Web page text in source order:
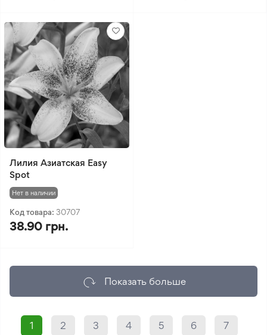
Лилия Азиатская Easy
Spot
Нет в наличии
Код товара: 30707
38.90 грн.
Показать больше
1 2 3 4 5 6 7